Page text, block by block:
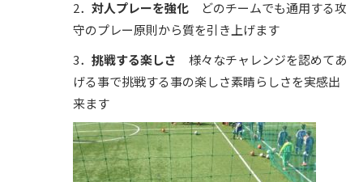
2． 対人プレーを強化どのチームでも通用する攻
守のプレー原則から質を引き上げます
3． 挑戦する楽しさ 様々なチャレンジを認めてあ
げる事で挑戦する事の楽しさ素晴らしさを実感出
来ます